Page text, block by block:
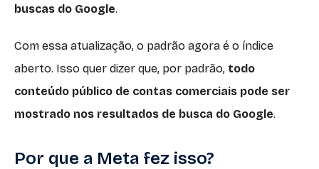
buscas do Google.
Com essa atualização, o padrão agora é o índice
aberto. Isso quer dizer que, por padrão, todo
conteúdo público de contas comerciais pode ser
mostrado nos resultados de busca do Google.
Por que a Meta fez isso?